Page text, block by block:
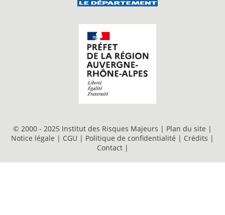
© 2000 - 2025 Institut des Risques Majeurs | Plan du site |
Notice légale | CGU | Politique de confidentialité | Crédits |
Contact |